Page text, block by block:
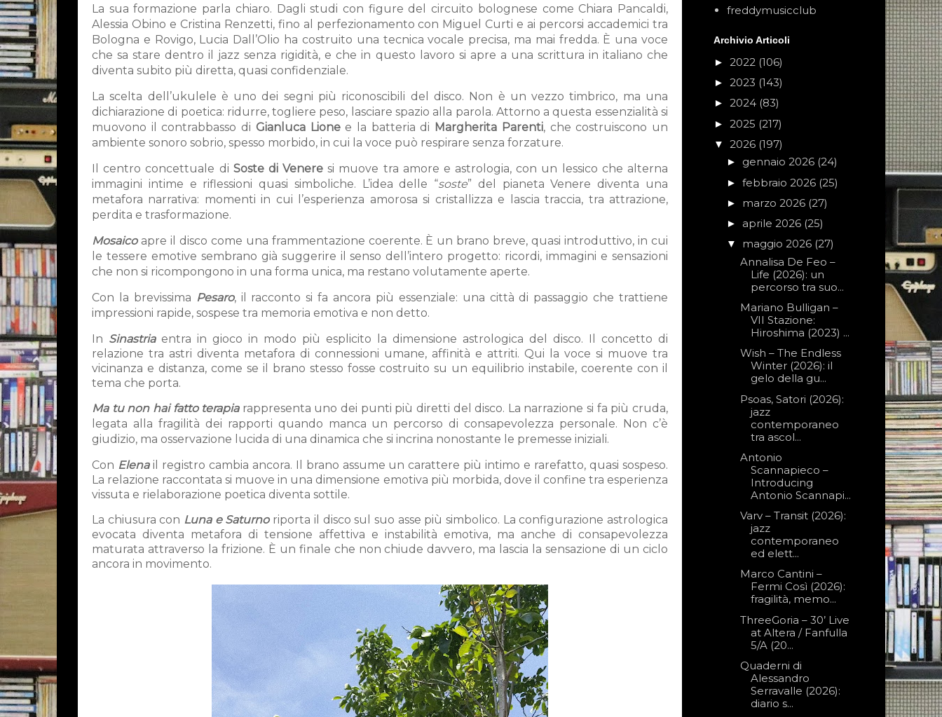
La sua formazione parla chiaro. Dagli studi con figure del circuito bolognese come Chiara Pancaldi,
Alessia Obino e Cristina Renzetti, fino al perfezionamento con Miguel Curti e ai percorsi accademici tra
Bologna e Rovigo, Lucia Dall’Olio ha costruito una tecnica vocale precisa, ma mai fredda. È una voce
che sa stare dentro il jazz senza rigidità, e che in questo lavoro si apre a una scrittura in italiano che
diventa subito più diretta, quasi confidenziale.
La scelta dell’ukulele è uno dei segni più riconoscibili del disco. Non è un vezzo timbrico, ma una
dichiarazione di poetica: ridurre, togliere peso, lasciare spazio alla parola. Attorno a questa essenzialità si
muovono il contrabbasso di Gianluca Lionee la batteria di Margherita Parenti, che costruiscono un
ambiente sonoro sobrio, spesso morbido, in cui la voce può respirare senza forzature.
Il centro concettuale di Soste di Venere si muove tra amore e astrologia, con un lessico che alterna
immagini intime e riflessioni quasi simboliche. L’idea delle “soste” del pianeta Venere diventa una
metafora narrativa: momenti in cui l’esperienza amorosa si cristallizza e lascia traccia, tra attrazione,
perdita e trasformazione.
Mosaicoapre il disco come una frammentazione coerente. È un brano breve, quasi introduttivo, in cui
le tessere emotive sembrano già suggerire il senso dell’intero progetto: ricordi, immagini e sensazioni
che non si ricompongono in una forma unica, ma restano volutamente aperte.
Con la brevissima Pesaro, il racconto si fa ancora più essenziale: una città di passaggio che trattiene
impressioni rapide, sospese tra memoria emotiva e non detto.
In Sinastriaentra in gioco in modo più esplicito la dimensione astrologica del disco. Il concetto di
relazione tra astri diventa metafora di connessioni umane, affinità e attriti. Qui la voce si muove tra
vicinanza e distanza, come se il brano stesso fosse costruito su un equilibrio instabile, coerente con il
tema che porta.
Ma tu non hai fatto terapiarappresenta uno dei punti più diretti del disco. La narrazione si fa più cruda,
legata alla fragilità dei rapporti quando manca un percorso di consapevolezza personale. Non c’è
giudizio, ma osservazione lucida di una dinamica che si incrina nonostante le premesse iniziali.
Con Elenail registro cambia ancora. Il brano assume un carattere più intimo e rarefatto, quasi sospeso.
La relazione raccontata si muove in una dimensione emotiva più morbida, dove il confine tra esperienza
vissuta e rielaborazione poetica diventa sottile.
La chiusura con Luna e Saturnoriporta il disco sul suo asse più simbolico. La configurazione astrologica
evocata diventa metafora di tensione affettiva e instabilità emotiva, ma anche di consapevolezza
maturata attraverso la frizione. È un finale che non chiude davvero, ma lascia la sensazione di un ciclo
ancora in movimento.
freddymusicclub
Archivio Articoli
► 2022 (106)
► 2023 (143)
► 2024 (83)
► 2025 (217)
▼ 2026 (197)
► gennaio 2026 (24)
► febbraio 2026 (25)
► marzo 2026 (27)
► aprile 2026 (25)
▼ maggio 2026 (27)
Annalisa De Feo –
Life (2026): un
percorso tra suo...
Mariano Bulligan –
VII Stazione:
Hiroshima (2023) ...
Wish – The Endless
Winter (2026): il
gelo della gu...
Psoas, Satori (2026):
jazz
contemporaneo
tra ascol...
Antonio
Scannapieco –
Introducing
Antonio Scannapi...
Varv – Transit (2026):
jazz
contemporaneo
ed elett...
Marco Cantini –
Fermi Così (2026):
fragilità, memo...
ThreeGoria – 30’ Live
at Altera / Fanfulla
5/A (20...
Quaderni di
Alessandro
Serravalle (2026):
diario s...